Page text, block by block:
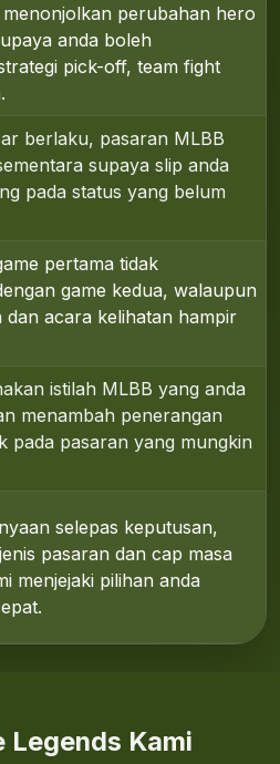
perubahan hero
anda boleh
pick-off, team fight
berlaku, pasaran MLBB
supaya slip anda
pada status yang belum
pertama tidak
game kedua, walaupun
dan acara kelihatan hampir
istilah MLBB yang anda
menambah penerangan
pada pasaran yang mungkin
selepas keputusan,
pasaran dan cap masa
menjejaki pilihan anda
Legends Kami